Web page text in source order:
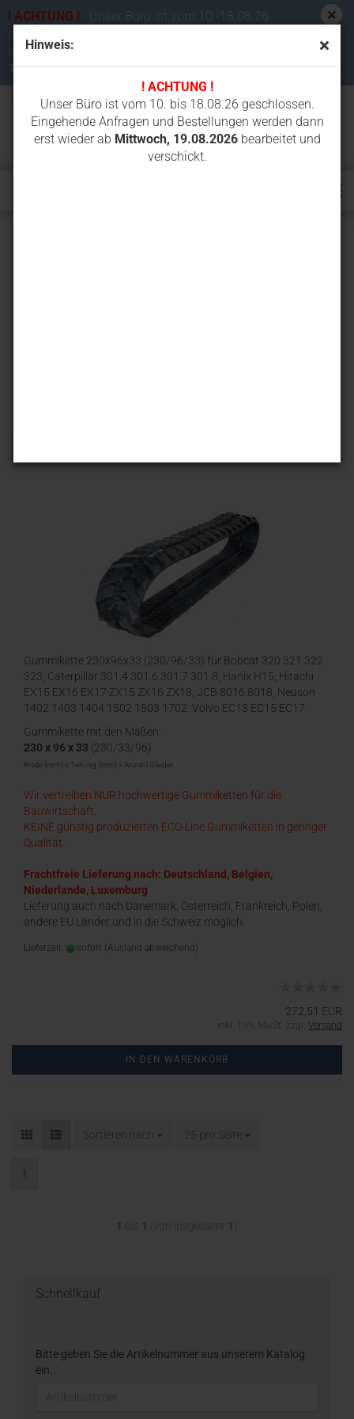
Hinweis:
! ACHTUNG !
Unser Büro ist vom 10. bis 18.08.26 geschlossen.
Eingehende Anfragen und Bestellungen werden dann
erst wieder ab Mittwoch, 19.08.2026bearbeitet und
verschickt.
! ACHTUNG !
Unser Büro ist vom 10.-18.08.26
werden dann erst wieder ab
19.08.2026bearbeitet und verschickt.
Gummikette 230x96x33 (230/96/33) für Bobcat 320 321 322
323, Caterpillar 301.4 301.6 301.7 301.8, Hanix H15, Hitachi
EX15 EX16 EX17 ZX15 ZX16 ZX18, JCB 8016 8018, Neuson
1402 1403 1404 1502 1503 1702, Volvo EC13 EC15 EC17
Gummikette mit den Maßen:
230 x 96 x 33 (230/33/96)
Breite (mm) x Teilung (mm) x Anzahl Glieder
Wir vertreiben NUR hochwertige Gummiketten für die
Bauwirtschaft.
KEINE günstig produzierten ECO-Line Gummiketten in geringer
Qualität.
Frachtfreie Lieferung nach: Deutschland, Belgien,
Niederlande, Luxemburg
Lieferung auch nach Dänemark, Österreich, Frankreich, Polen,
andere EU Länder und in die Schweiz möglich.
Lieferzeit: sofort (Ausland abweichend)
272,51 EUR
inkl. 19% MwSt. zzgl. Versand
IN DEN WARENKORB
Sortieren nach 25 pro Seite
1
Schnellkauf
Bitte geben Sie die Artikelnummer aus unserem Katalog
ein.